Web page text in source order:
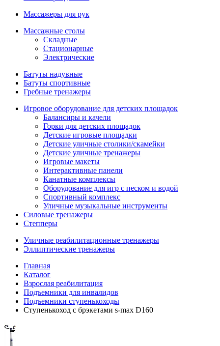
Массажеры для рук
Массажные столы
Складные
Стационарные
Электрические
Батуты надувные
Батуты спортивные
Гребные тренажеры
Игровое оборудование для детских площадок
Балансиры и качели
Горки для детских площадок
Детские игровые площадки
Детские уличные столики/скамейки
Детские уличные тренажеры
Игровые макеты
Интерактивные панели
Канатные комплексы
Оборудование для игр с песком и водой
Спортивный комплекс
Уличные музыкальные инструменты
Силовые тренажеры
Степперы
Уличные реабилитационные тренажеры
Эллиптические тренажеры
Главная
Каталог
Взрослая реабилитация
Подъемники для инвалидов
Подъемники ступенькоходы
Ступенькоход с брэкетами s-max D160